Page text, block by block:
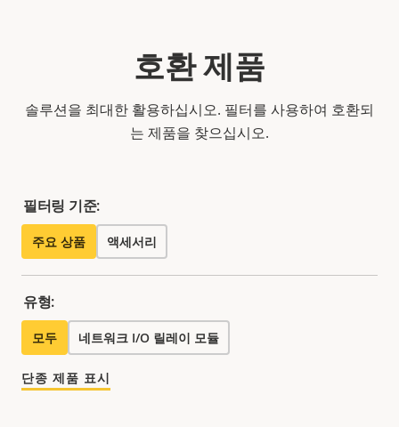
호환 제품
솔루션을 최대한 활용하십시오. 필터를 사용하여 호환되
는 제품을 찾으십시오.
필터링 기준:
주요 상품 액세서리
유형:
모두 네트워크 I/O 릴레이 모듈
단종 제품 표시